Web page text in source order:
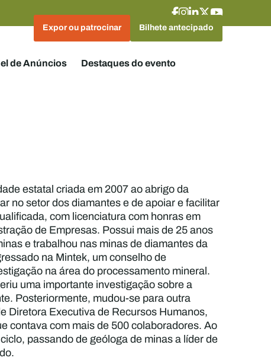
Expor ou patrocinar Bilhete antecipado
de Anúncios Destaques do evento
estatal criada em 2007 ao abrigo da
no setor dos diamantes e de apoiar e facilitar
com licenciatura com honras em
de Empresas. Possui mais de 25 anos
e trabalhou nas minas de diamantes da
na Mintek, um conselho de
na área do processamento mineral.
uma importante investigação sobre a
Posteriormente, mudou-se para outra
Diretora Executiva de Recursos Humanos,
contava com mais de 500 colaboradores. Ao
passando de geóloga de minas a líder de